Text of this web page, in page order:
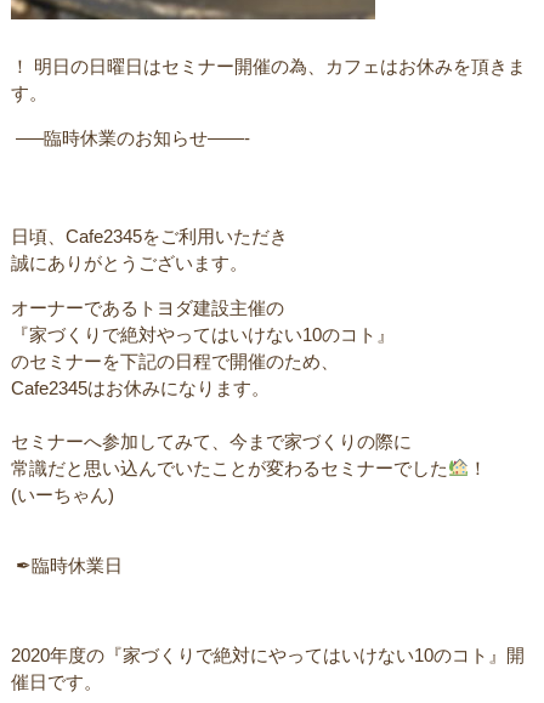
！ 明日の日曜日はセミナー開催の為、カフェはお休みを頂きま
す。
ㅤ —–臨時休業のお知らせ——-
日頃、Cafe2345をご利用いただき
誠にありがとうございます。
オーナーであるトヨダ建設主催のㅤ
ㅤ『家づくりで絶対やってはいけない10のコト』
のセミナーを下記の日程で開催のため、
Cafe2345はお休みになります。 ㅤ
セミナーへ参加してみて、今まで家づくりの際に
常識だと思い込んでいたことが変わるセミナーでした
！
(いーちゃん)
ㅤ ✒︎臨時休業日
ㅤ2020年度の『家づくりで絶対にやってはいけない10のコト』開
催日です。